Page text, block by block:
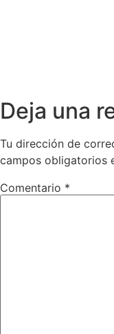
Deja una
Tu dirección de
campos obligatorios
Comentario *